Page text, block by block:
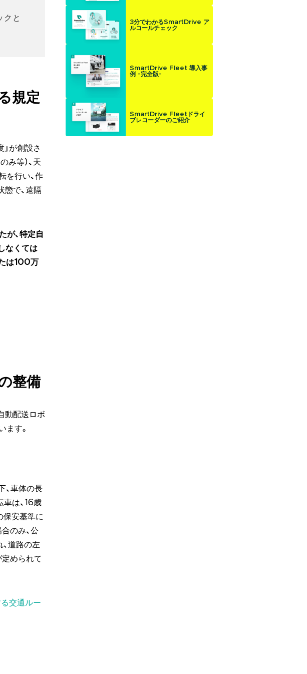
クと
規定
が創設さ
み等）、天
を行い、作
で、遠隔
が、特定自
なくては
は100万
整備
動配送ロボ
ます。
、車体の長
は、16歳
保安基準に
のみ、公
道路の左
められて
交通ルー
3分でわかるSmartDrive ア
ルコールチェック
SmartDrive Fleet 導入事
例 -完全版-
SmartDrive Fleetドライ
ブレコーダーのご紹介